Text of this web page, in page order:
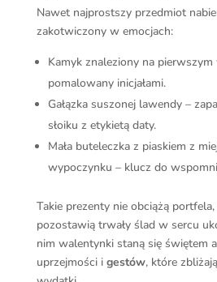
Nawet najprostszy przedmiot
zakotwiczony w emocjach:
Kamyk znaleziony na
pomalowany inicjałami.
Gałązka suszonej lawendy –
słoiku z etykietą daty.
Mała buteleczka z piaskiem z
wypoczynku – klucz do
Takie prezenty nie obciążą
pozostawią trwały ślad w sercu
nim walentynki staną się świętem
uprzejmości i gestów, które